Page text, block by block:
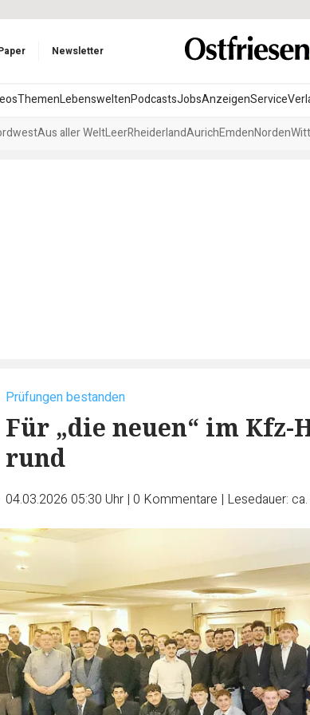
Newsletter
ThemenLebensweltenPodcastsJobsAnzeigenService
Aus aller WeltLeerRheiderlandAurichEmdenNorden
Prüfungen bestanden
Für „die neuen“ im
rund
04.03.2026 05:30 Uhr | 0 Kommentare | Lesedauer: